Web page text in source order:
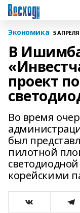
Экономика 5 АПРЕЛЯ
В
проект
Во время
был
пилотной
корейскими